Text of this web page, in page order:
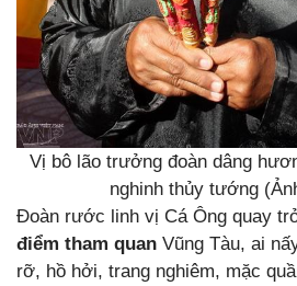
Vị bô lão trưởng đoàn dâng
nghinh thủy tướng
Đoàn rước linh vị Cá Ông quay
điểm tham quan Vũng Tàu, ai
rỡ, hồ hởi, trang nghiêm, mặc